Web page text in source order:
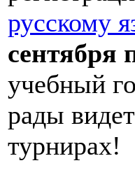
русскому
сентября
учебный
рады
турнирах!